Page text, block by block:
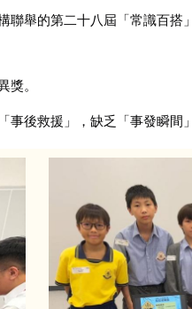
舉的第二十八屆「常識百搭
獎。
後救援」，缺乏「事發瞬